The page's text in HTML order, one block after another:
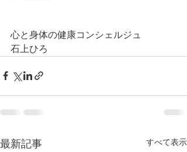
心と身体の健康コンシェルジュ
石上ひろ
最新記事 すべて表示